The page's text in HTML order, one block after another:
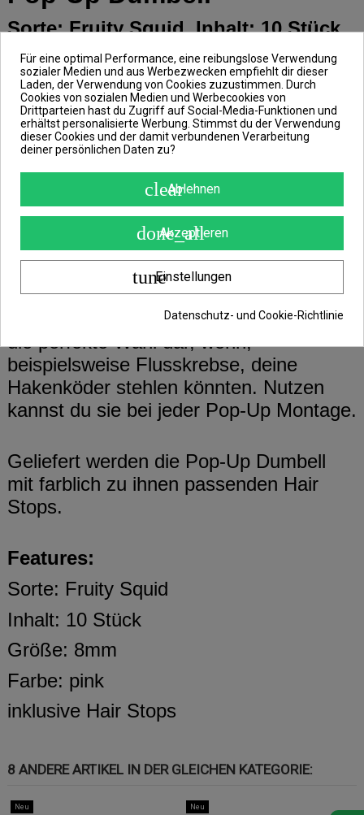
Sorte: Fruity Squid, Inhalt: 10 Stück,
Größe: 8mm, Farbe: pink
Bei den Pop-Up Dumbell, aus dem
Hause Korda, handelt es sich um Fake
Baits, die zum Fischen als Pop-Up
konzipiert sind.
Bei der Herstellung dieser Kunstköder
wurde das Aroma in den Kunststoff
eingearbeitet.
Diese auftreibenden Fake Baits stellen
die perfekte Wahl dar, wenn,
beispielsweise Flusskrebse, deine
Hakenköder stehlen könnten. Nutzen
kannst du sie bei jeder Pop-Up Montage.
Geliefert werden die Pop-Up Dumbell
mit farblich zu ihnen passenden Hair
Stops.
Features:
Sorte: Fruity Squid
Inhalt: 10 Stück
Größe: 8mm
Farbe: pink
inklusive Hair Stops
8 ANDERE ARTIKEL IN DER GLEICHEN KATEGORIE:
Neu Neu
Für eine optimal Performance, eine reibungslose Verwendung
sozialer Medien und aus Werbezwecken empfiehlt dir dieser
Laden, der Verwendung von Cookies zuzustimmen. Durch
Cookies von sozialen Medien und Werbecookies von
Drittparteien hast du Zugriff auf Social-Media-Funktionen und
erhältst personalisierte Werbung. Stimmst du der Verwendung
dieser Cookies und der damit verbundenen Verarbeitung
deiner persönlichen Daten zu?
clearAblehnen
done_all
Akzeptieren
tuneEinstellungen
Datenschutz- und Cookie-Richtlinie